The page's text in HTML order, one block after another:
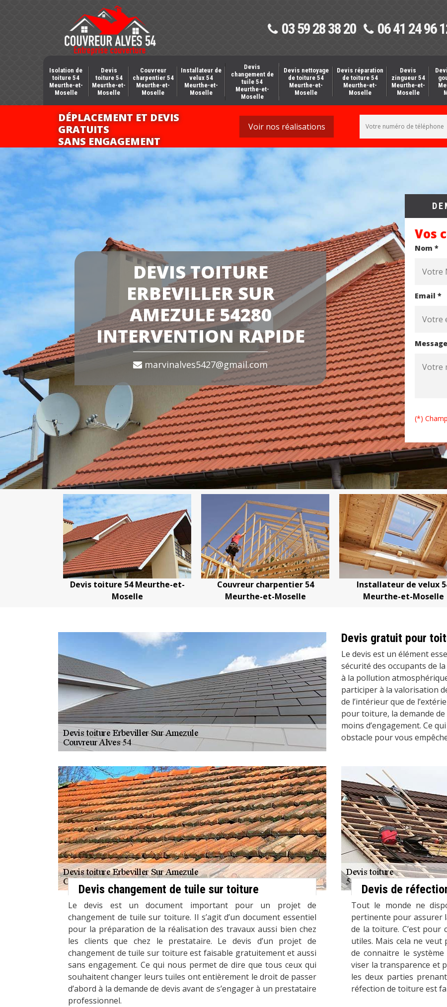
03 59 28 38 20 06 41 24 96
Isolation de
toiture 54
Meurthe-et-
Moselle
Devis
toiture 54
Meurthe-et-
Moselle
Couvreur
charpentier 54
Meurthe-et-
Moselle
Installateur de
velux 54
Meurthe-et-
Moselle
Devis
changement de
tuile 54
Meurthe-et-
Moselle
Devis nettoyage
de toiture 54
Meurthe-et-
Moselle
Devis réparation
de toiture 54
Meurthe-et-
Moselle
Devis
zingueur 54
Meurthe-et-
Moselle
DÉPLACEMENT ET DEVIS
GRATUITS
SANS ENGAGEMENT
Voir nos réalisations
DEVIS TOITURE
ERBEVILLER SUR
AMEZULE 54280
INTERVENTION RAPIDE
marvinalves5427@gmail.com
Vos
Nom *
Email *
Message
(*)
toiture 54 Meurthe-et-
Couvreur charpentier 54
Meurthe-et-Moselle
Installateur de velux 54
Meurthe-et-Moselle
Devis
Devis gratuit pour
Le devis est un élément
sécurité des occupants de
à la pollution
participer à la valorisation
de l’intérieur que de
pour toiture, la demande
moins d’engagement. Ce
obstacle pour vous
Devis changement de tuile sur toiture
Le devis est un document important pour un projet de
changement de tuile sur toiture. Il s’agit d’un document essentiel
pour la préparation de la réalisation des travaux aussi bien chez
les clients que chez le prestataire. Le devis d’un projet de
changement de tuile sur toiture est faisable gratuitement et aussi
sans engagement. Ce qui nous permet de dire que tous ceux qui
souhaitent changer leurs tuiles ont entièrement le droit de passer
d’abord à la demande de devis avant de s’engager à un prestataire
professionnel.
Devis de
Tout le monde ne
pertinente pour assurer
de la toiture. C’est
utiles. Mais cela ne veut
de connaitre le
viser la transparence et
les deux parties
réfection de toiture est